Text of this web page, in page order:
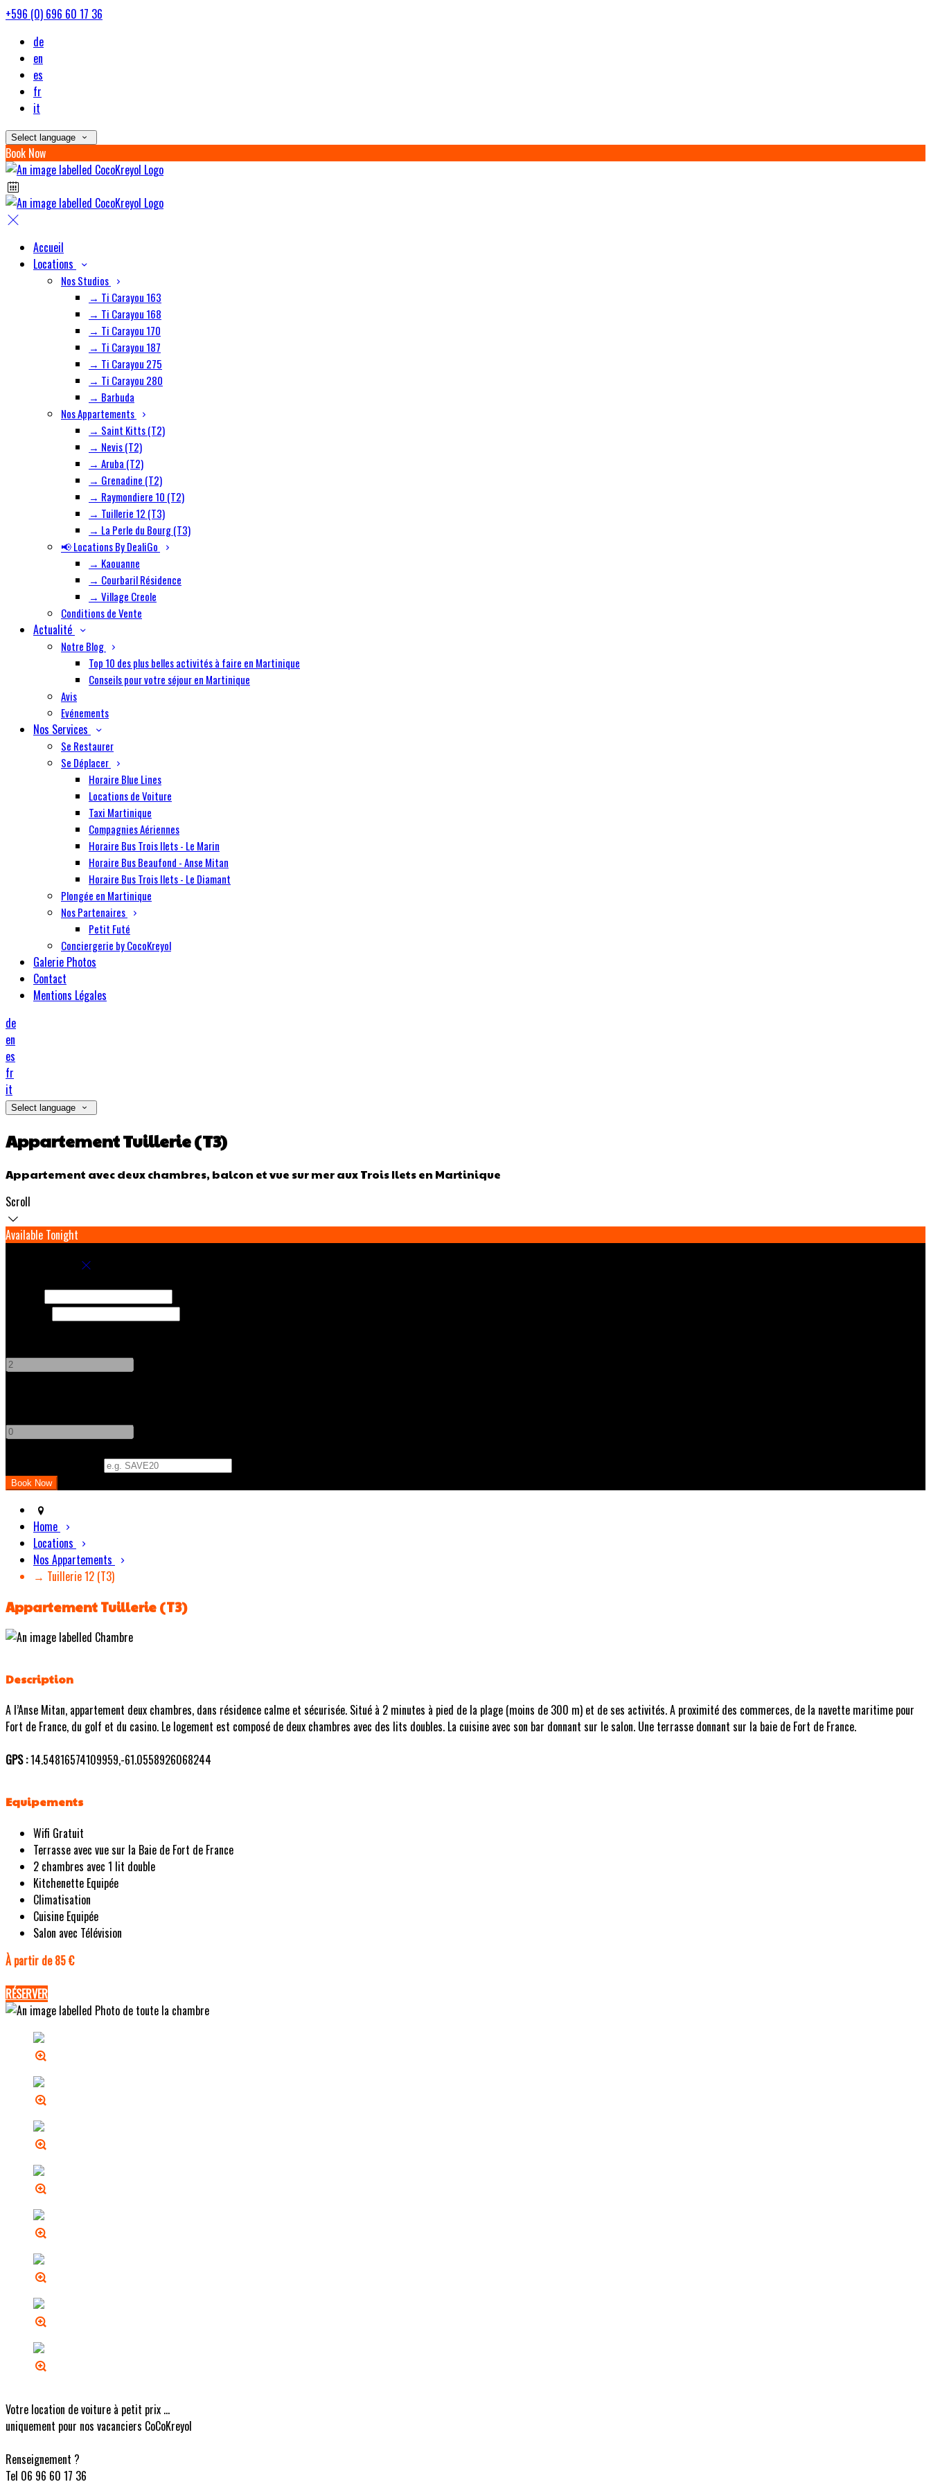
+596 (0) 696 60 17 36
de
en
es
fr
it
Select language
Book Now
Accueil
Locations
Nos Studios
→ Ti Carayou 163
→ Ti Carayou 168
→ Ti Carayou 170
→ Ti Carayou 187
→ Ti Carayou 275
→ Ti Carayou 280
→ Barbuda
Nos Appartements
→ Saint Kitts (T2)
→ Nevis (T2)
→ Aruba (T2)
→ Grenadine (T2)
→ Raymondiere 10 (T2)
→ Tuillerie 12 (T3)
→ La Perle du Bourg (T3)
📢 Locations By DealiGo
→ Kaouanne
→ Courbaril Résidence
→ Village Creole
Conditions de Vente
Actualité
Notre Blog
Top 10 des plus belles activités à faire en Martinique
Conseils pour votre séjour en Martinique
Avis
Evénements
Nos Services
Se Restaurer
Se Déplacer
Horaire Blue Lines
Locations de Voiture
Taxi Martinique
Compagnies Aériennes
Horaire Bus Trois Ilets - Le Marin
Horaire Bus Beaufond - Anse Mitan
Horaire Bus Trois Ilets - Le Diamant
Plongée en Martinique
Nos Partenaires
Petit Futé
Conciergerie by CocoKreyol
Galerie Photos
Contact
Mentions Légales
de
en
es
fr
it
Select language
Appartement Tuillerie (T3)
Appartement avec deux chambres, balcon et vue sur mer aux Trois Ilets en Martinique
Scroll
Available Tonight
Home
Locations
Nos Appartements
→ Tuillerie 12 (T3)
Appartement Tuillerie (T3)
Description
A l’Anse Mitan, appartement deux chambres, dans résidence calme et sécurisée. Situé à 2 minutes à pied de la plage (moins de 300 m) et de ses activités. A proximité des commerces, de la navette maritime pour
Fort de France, du golf et du casino. Le logement est composé de deux chambres avec des lits doubles. La cuisine avec son bar donnant sur le salon. Une terrasse donnant sur la baie de Fort de France.
GPS :14.54816574109959,-61.0558926068244
Equipements
Wifi Gratuit
Terrasse avec vue sur la Baie de Fort de France
2 chambres avec 1 lit double
Kitchenette Equipée
Climatisation
Cuisine Equipée
Salon avec Télévision
À partir de 85 €
RÉSERVER
Votre location de voiture à petit prix ...
uniquement pour nos vacanciers CoCoKreyol
Renseignement ?
Tel 06 96 60 17 36